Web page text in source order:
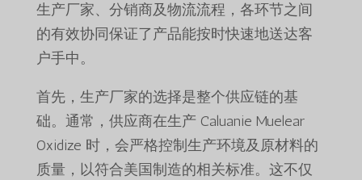
生产厂家、分销商及物流流程，各环节之间
的有效协同保证了产品能按时快速地送达客
户手中。
首先，生产厂家的选择是整个供应链的基
础。通常，供应商在生产 Caluanie Muelear
Oxidize 时，会严格控制生产环境及原材料的
质量，以符合美国制造的相关标准。这不仅